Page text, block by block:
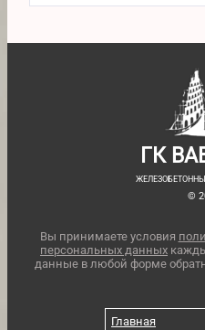
ГК
©
Вы принимаете условия
персональных данных
данные в любой форме
Главная